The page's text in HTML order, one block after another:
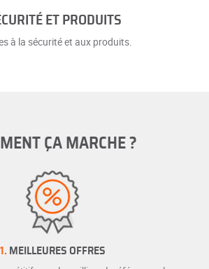
ET PRODUITS
à la sécurité et aux produits.
ÇA MARCHE ?
1. MEILLEURES OFFRES